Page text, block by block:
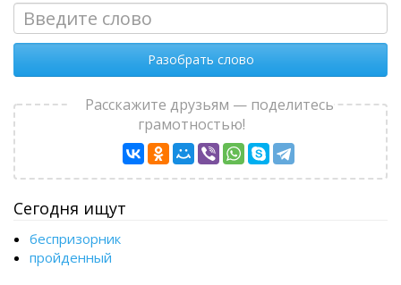
Разобрать слово
Расскажите друзьям — поделитесь
грамотностью!
Сегодня ищут
беспризорник
пройденный